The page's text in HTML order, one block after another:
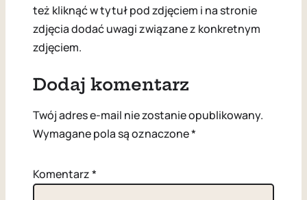
też kliknąć w tytuł pod zdjęciem i na stronie
zdjęcia dodać uwagi związane z konkretnym
zdjęciem.
Dodaj komentarz
Twój adres e-mail nie zostanie opublikowany.
Wymagane pola są oznaczone*
Komentarz*